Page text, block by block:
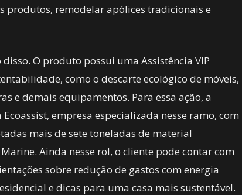
produtos, remodelar apólices tradicionais e
O produto possui uma Assistência VIP
como o descarte ecológico de móveis,
e demais equipamentos. Para essa ação, a
empresa especializada nesse ramo, com
mais de sete toneladas de material
Ainda nesse rol, o cliente pode contar com
sobre redução de gastos com energia
e dicas para uma casa mais sustentável.